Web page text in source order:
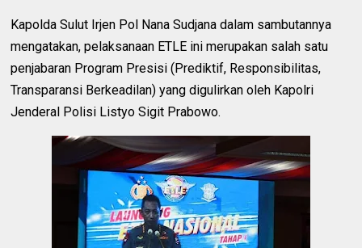
Kapolda Sulut Irjen Pol Nana Sudjana dalam sambutannya
mengatakan, pelaksanaan ETLE ini merupakan salah satu
penjabaran Program Presisi (Prediktif, Responsibilitas,
Transparansi Berkeadilan) yang digulirkan oleh Kapolri
Jenderal Polisi Listyo Sigit Prabowo.